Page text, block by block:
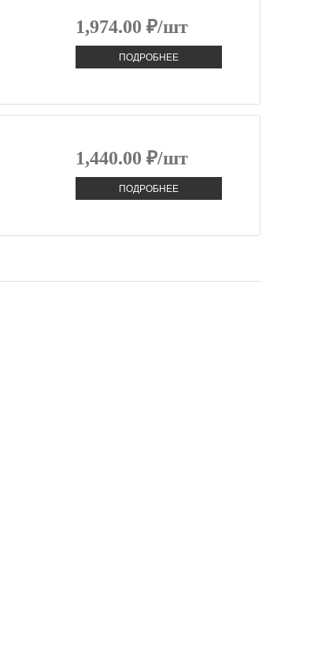
1,974.00 ₽/шт
ПОДРОБНЕЕ
1,440.00 ₽/шт
ПОДРОБНЕЕ